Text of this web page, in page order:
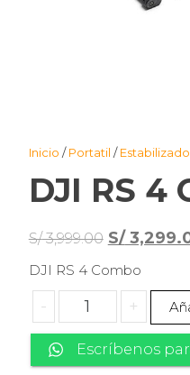
Inicio /Portatil /
DJI RS 4
S/3,999.00 El
precio
original
era:
S/
S/
DJI RS 4 Combo
-
RS
4
Combo
+
Escríbenos